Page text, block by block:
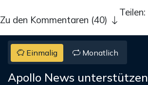
Teilen:
Zu den Kommentaren (40)
Einmalig Monatlich
Apollo News unterstützen